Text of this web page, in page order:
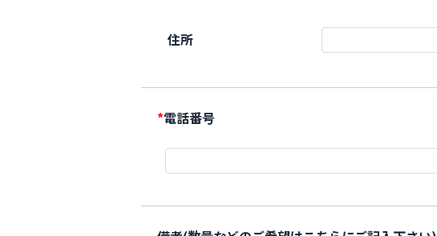
住所
*電話番号